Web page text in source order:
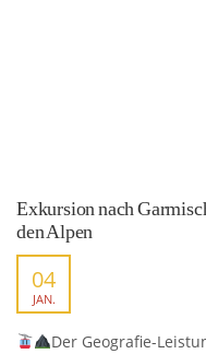
Exkursion nach
den Alpen
04
JAN.
Der Geografie-